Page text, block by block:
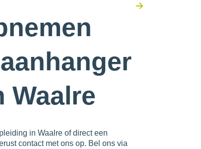
Waalre
in Waalre of direct een
contact met ons op. Bel ons via